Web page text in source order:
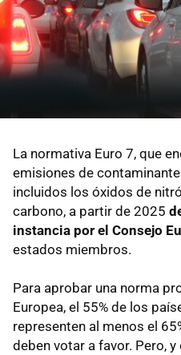
La normativa Euro 7, que
emisiones de
incluidos los óxidos de
carbono, a partir de 2025
instancia por el Consejo
estados miembros.
Para aprobar una norma
Europea, el 55% de los
representen al menos el
deben votar a favor. Pero,